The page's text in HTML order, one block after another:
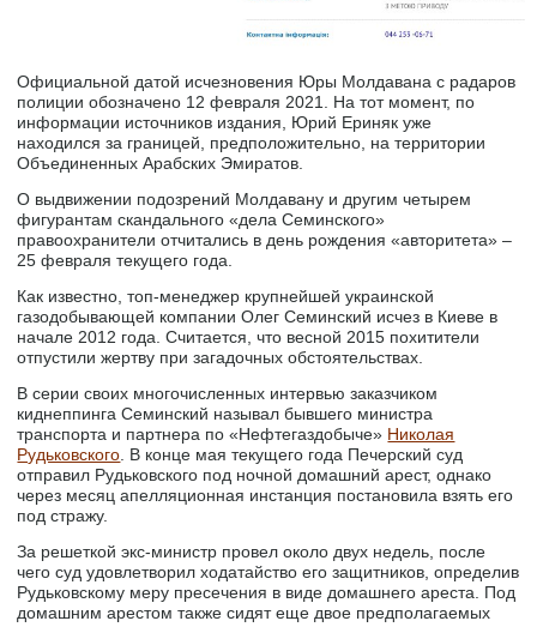
Официальной датой исчезновения Юры Молдавана с радаров
полиции обозначено 12 февраля 2021. На тот момент, по
информации источников издания, Юрий Ериняк уже
находился за границей, предположительно, на территории
Объединенных Арабских Эмиратов.
О выдвижении подозрений Молдавану и другим четырем
фигурантам скандального «дела Семинского»
правоохранители отчитались в день рождения «авторитета» –
25 февраля текущего года.
Как известно, топ-менеджер крупнейшей украинской
газодобывающей компании Олег Семинский исчез в Киеве в
начале 2012 года. Считается, что весной 2015 похитители
отпустили жертву при загадочных обстоятельствах.
В серии своих многочисленных интервью заказчиком
киднеппинга Семинский называл бывшего министра
транспорта и партнера по «Нефтегаздобыче» Николая
Рудьковского. В конце мая текущего года Печерский суд
отправил Рудьковского под ночной домашний арест, однако
через месяц апелляционная инстанция постановила взять его
под стражу.
За решеткой экс-министр провел около двух недель, после
чего суд удовлетворил ходатайство его защитников, определив
Рудьковскому меру пресечения в виде домашнего ареста. Под
домашним арестом также сидят еще двое предполагаемых